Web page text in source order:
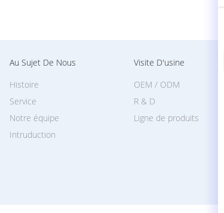
Au Sujet De Nous
Intruduction
Histoire
Service
Notre équipe
Visite D'usine
Ligne de produits
OEM / ODM
R & D